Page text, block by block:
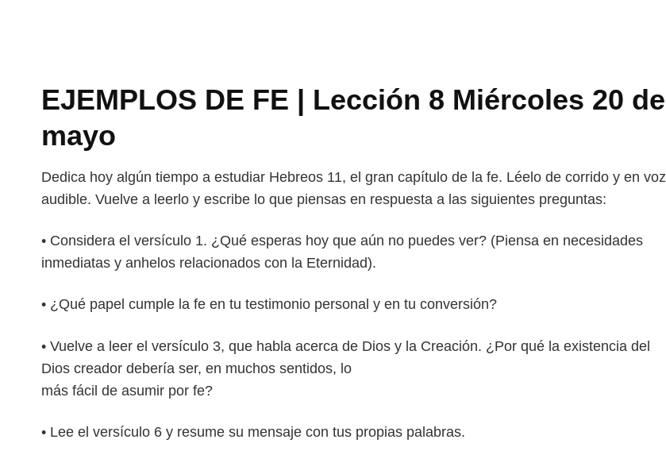
EJEMPLOS DE FE | Lección 8 Miércoles 20 de
mayo
Dedica hoy algún tiempo a estudiar Hebreos 11, el gran capítulo de la fe. Léelo de corrido y en voz
audible. Vuelve a leerlo y escribe lo que piensas en respuesta a las siguientes preguntas:
• Considera el versículo 1. ¿Qué esperas hoy que aún no puedes ver? (Piensa en necesidades
inmediatas y anhelos relacionados con la Eternidad).
• ¿Qué papel cumple la fe en tu testimonio personal y en tu conversión?
• Vuelve a leer el versículo 3, que habla acerca de Dios y la Creación. ¿Por qué la existencia del
Dios creador debería ser, en muchos sentidos, lo
más fácil de asumir por fe?
• Lee el versículo 6 y resume su mensaje con tus propias palabras.